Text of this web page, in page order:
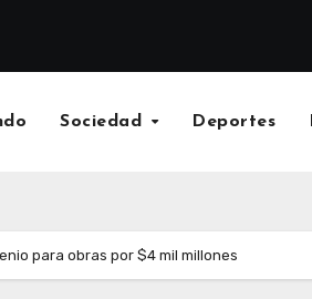
Sociedad Deportes
para obras por $4 mil millones